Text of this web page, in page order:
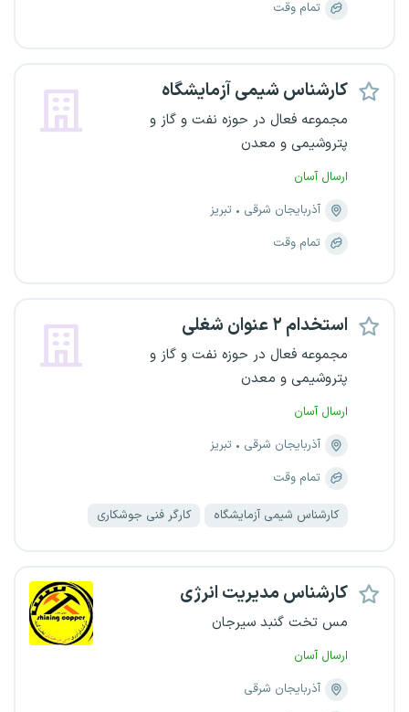
تمام وقت
کارشناس شیمی آزمایشگاه
مجموعه فعال در حوزه نفت و گاز و
پتروشیمی و معدن
ارسال آسان
آذربایجان شرقی
تبریز
تمام وقت
استخدام ۲ عنوان شغلی
مجموعه فعال در حوزه نفت و گاز و
پتروشیمی و معدن
ارسال آسان
آذربایجان شرقی
تبریز
تمام وقت
کارشناس شیمی آزمایشگاه کارگر فنی جوشکاری
کارشناس مدیریت انرژی
مس تخت گنبد سیرجان
ارسال آسان
آذربایجان شرقی